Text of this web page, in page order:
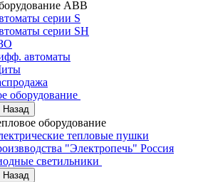
АВВ
серии S
серии SH
автоматы
оборудование
Назад
оборудование
тепловые пушки
"Электропечь" Россия
светильники
Назад